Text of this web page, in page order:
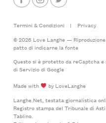
Termini & Condizioni |
Privacy
© 2026 Love Langhe —
patto di indicarne la fonte
Questo si è protetto da reCaptcha e
di Serviziodi Google
Made with
by LoveLanghe
Langhe.Net, testata giornalistica
Registro stampa del Tribunale di
Tablino.